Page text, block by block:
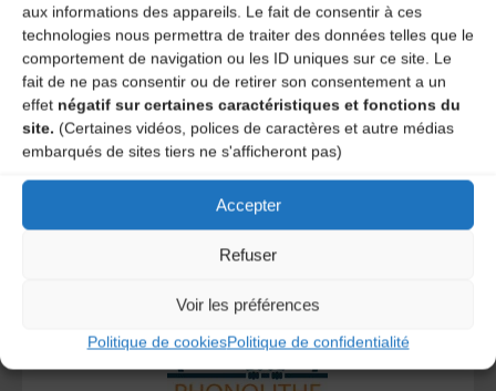
aux informations des appareils. Le fait de consentir à ces
technologies nous permettra de traiter des données telles que le
comportement de navigation ou les ID uniques sur ce site. Le
fait de ne pas consentir ou de retirer son consentement a un
effet négatif sur certaines caractéristiques et fonctions du
site. (Certaines vidéos, polices de caractères et autre médias
embarqués de sites tiers ne s'afficheront pas)
Accepter
Refuser
Voir les préférences
Politique de cookiesPolitique de confidentialité
Ce site utilise Akismet pour réduire les indésirables.En
savoir plus sur la façon dont les données de vos
commentaires sont traitées.